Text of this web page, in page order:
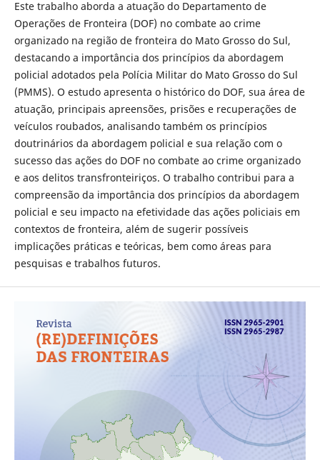
Este trabalho aborda a atuação do Departamento de
Operações de Fronteira (DOF) no combate ao crime
organizado na região de fronteira do Mato Grosso do Sul,
destacando a importância dos princípios da abordagem
policial adotados pela Polícia Militar do Mato Grosso do Sul
(PMMS). O estudo apresenta o histórico do DOF, sua área de
atuação, principais apreensões, prisões e recuperações de
veículos roubados, analisando também os princípios
doutrinários da abordagem policial e sua relação com o
sucesso das ações do DOF no combate ao crime organizado
e aos delitos transfronteiriços. O trabalho contribui para a
compreensão da importância dos princípios da abordagem
policial e seu impacto na efetividade das ações policiais em
contextos de fronteira, além de sugerir possíveis
implicações práticas e teóricas, bem como áreas para
pesquisas e trabalhos futuros.